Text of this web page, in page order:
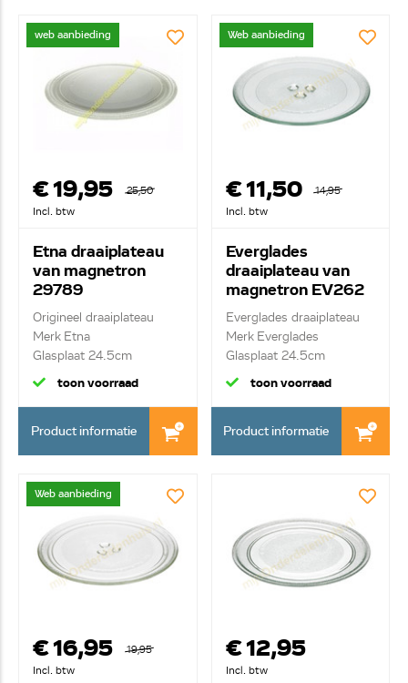
web aanbieding
€ 19,95
25,50
Incl. btw
Etna draaiplateau
van magnetron
29789
Origineel draaiplateau
Merk Etna
Glasplaat 24.5cm
toon voorraad
Product informatie
Web aanbieding
€ 11,50
14,95
Incl. btw
Everglades
draaiplateau van
magnetron EV262
EV266
Everglades draaiplateau
Merk Everglades
Glasplaat 24.5cm
toon voorraad
Product informatie
Web aanbieding
€ 16,95
19,95
Incl. btw
€ 12,95
Incl. btw